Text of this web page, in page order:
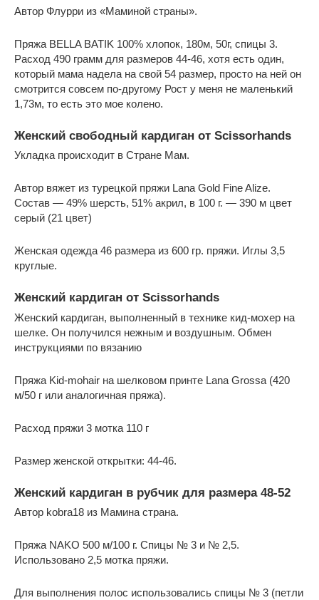
Автор Флурри из «Маминой страны».
Пряжа BELLA BATIK 100% хлопок, 180м, 50г, спицы 3.
Расход 490 грамм для размеров 44-46, хотя есть один,
который мама надела на свой 54 размер, просто на ней он
смотрится совсем по-другому Рост у меня не маленький
1,73м, то есть это мое колено.
Женский свободный кардиган от Scissorhands
Укладка происходит в Стране Мам.
Автор вяжет из турецкой пряжи Lana Gold Fine Alize.
Состав — 49% шерсть, 51% акрил, в 100 г. — 390 м цвет
серый (21 цвет)
Женская одежда 46 размера из 600 гр. пряжи. Иглы 3,5
круглые.
Женский кардиган от Scissorhands
Женский кардиган, выполненный в технике кид-мохер на
шелке. Он получился нежным и воздушным. Обмен
инструкциями по вязанию
Пряжа Kid-mohair на шелковом принте Lana Grossa (420
м/50 г или аналогичная пряжа).
Расход пряжи 3 мотка 110 г
Размер женской открытки: 44-46.
Женский кардиган в рубчик для размера 48-52
Автор kobra18 из Мамина страна.
Пряжа NAKO 500 м/100 г. Спицы № 3 и № 2,5.
Использовано 2,5 мотка пряжи.
Для выполнения полос использовались спицы № 3 (петли